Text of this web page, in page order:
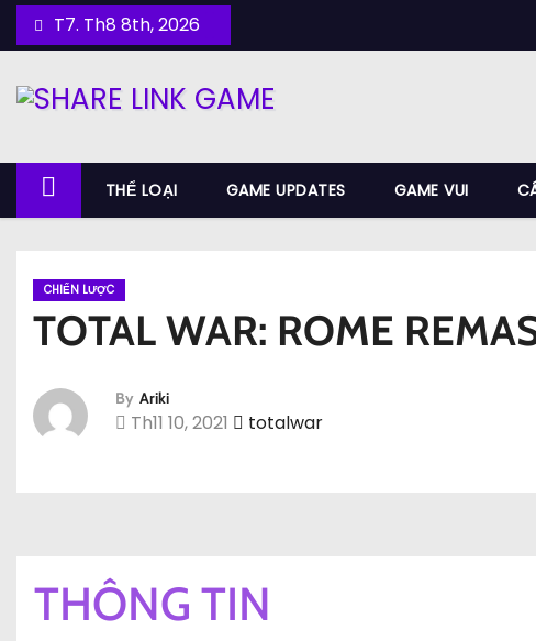
k
o
T7. Th8 8th, 2026
THỂ LOẠI GAME UPDATES GAME VUI
CHIẾN LƯỢC
TOTAL WAR: ROME
By Ariki
Th11 10, 2021 totalwar
THÔNG TIN